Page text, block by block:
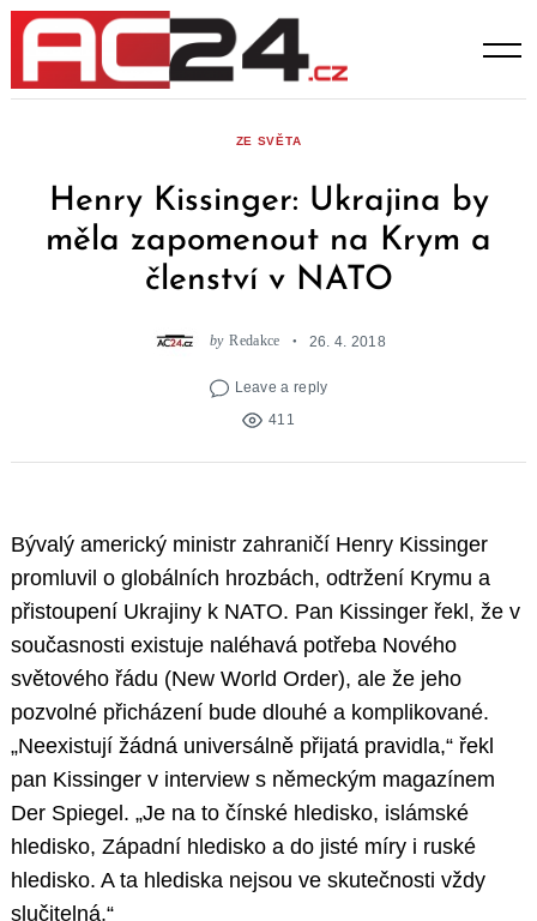
Skip
content
ZE SVĚTA
Henry Kissinger: Ukrajina by
měla zapomenout na Krym a
členství v NATO
by Redakce 26. 4. 2018
Leave a reply
411
Bývalý americký ministr zahraničí Henry Kissinger
promluvil o globálních hrozbách, odtržení Krymu a
přistoupení Ukrajiny k NATO. Pan Kissinger řekl, že v
současnosti existuje naléhavá potřeba Nového
světového řádu (New World Order), ale že jeho
pozvolné přicházení bude dlouhé a komplikované.
„Neexistují žádná universálně přijatá pravidla,“ řekl
pan Kissinger v interview s německým magazínem
Der Spiegel. „Je na to čínské hledisko, islámské
hledisko, Západní hledisko a do jisté míry i ruské
hledisko. A ta hlediska nejsou ve skutečnosti vždy
slučitelná.“